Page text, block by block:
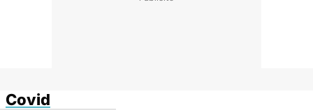
Covid